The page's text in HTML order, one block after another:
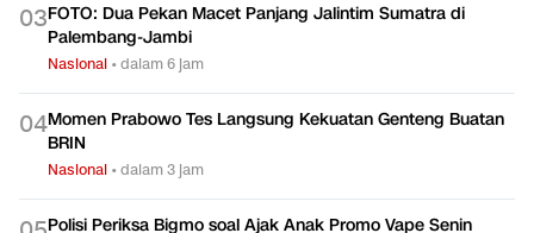
03FOTO: Dua Pekan Macet Panjang Jalintim Sumatra di
Palembang-Jambi
Nasional •dalam 6 jam
04Momen Prabowo Tes Langsung Kekuatan Genteng Buatan
BRIN
Nasional •dalam 3 jam
Polisi Periksa Bigmo soal Ajak Anak Promo Vape Senin